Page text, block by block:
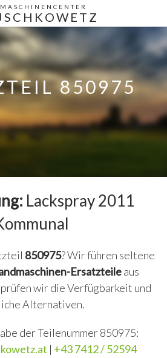
850975
Lackspray 2011
850975? Wir führen seltene
Ersatzteileaus
wir die Verfügbarkeit und
Alternativen.
der Teilenummer 850975:
| +43 7412 / 52594